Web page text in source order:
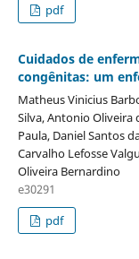
pdf
Cuidados de
congênitas: um
Matheus Vinicius
Silva, Antonio Oliveira
Paula, Daniel Santos
Carvalho Lefosse
Oliveira Bernardino
e30291
pdf